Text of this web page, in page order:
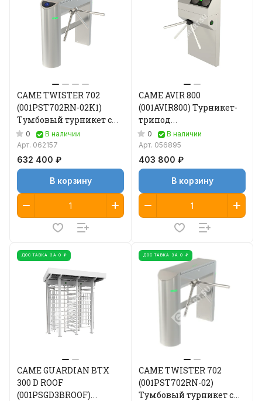
CAME TWISTER 702
(001PST702RN-02K1)
Тумбовый турникет с
автоматической
антипаникой и
картоприемником
0
В наличии
Арт. 062157
632 400 ₽
В корзину
CAME AVIR 800
(001AVIR800) Турникет-
трипод
высокоинтенсивный со
встроенным
санитайзером
0
В наличии
Арт. 056895
403 800 ₽
В корзину
ДОСТАВКА ЗА 0 ₽
CAME GUARDIAN BTX
300 D ROOF
(001PSGD3BROOF)
ДОСТАВКА ЗА 0 ₽
CAME TWISTER 702
(001PST702RN-02)
Тумбовый турникет с